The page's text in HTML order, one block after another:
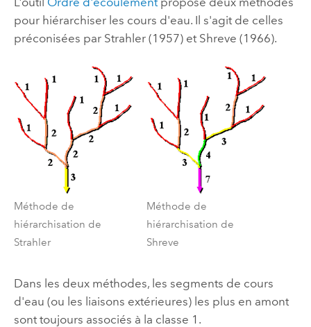
pour hiérarchiser les cours d'eau. Il s'agit de celles
préconisées par Strahler (1957) et Shreve (1966).
Méthode de
hiérarchisation de
Strahler
Méthode de
hiérarchisation de
Shreve
Dans les deux méthodes, les segments de cours
d'eau (ou les liaisons extérieures) les plus en amont
sont toujours associés à la classe 1.